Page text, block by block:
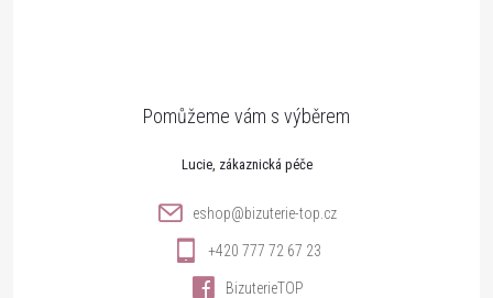
Lucie
eshop@bizuterie-top.cz
+420 777 72 67 23
BizuterieTOP